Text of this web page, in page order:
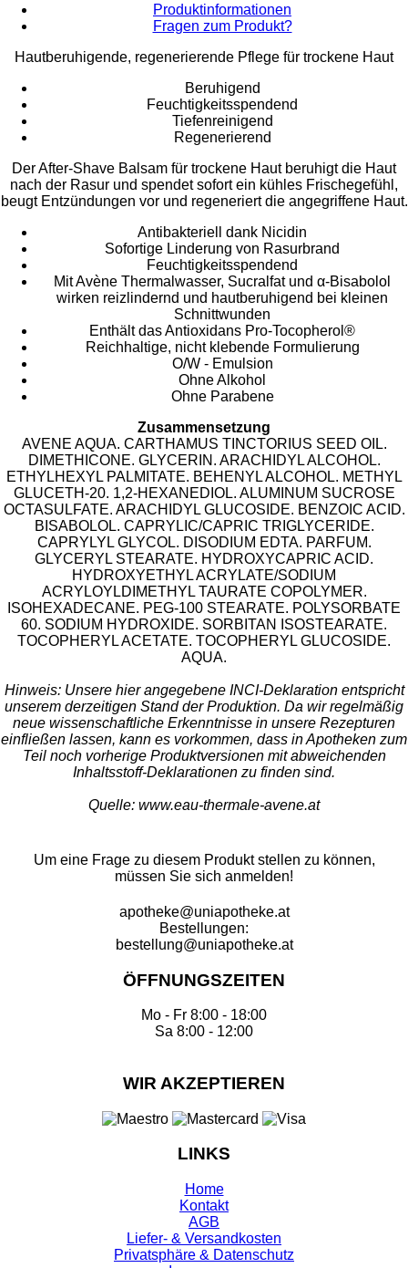
Produktinformationen
Fragen zum Produkt?
Hautberuhigende, regenerierende Pflege für trockene Haut
Beruhigend
Feuchtigkeitsspendend
Tiefenreinigend
Regenerierend
Der After-Shave Balsam für trockene Haut beruhigt die Haut
nach der Rasur und spendet sofort ein kühles Frischegefühl,
beugt Entzündungen vor und regeneriert die angegriffene Haut.
Antibakteriell dank Nicidin
Sofortige Linderung von Rasurbrand
Feuchtigkeitsspendend
Mit Avène Thermalwasser, Sucralfat und α-Bisabolol
wirken reizlindernd und hautberuhigend bei kleinen
Schnittwunden
Enthält das Antioxidans Pro-Tocopherol®
Reichhaltige, nicht klebende Formulierung
O/W - Emulsion
Ohne Alkohol
Ohne Parabene
Zusammensetzung
AVENE AQUA. CARTHAMUS TINCTORIUS SEED OIL.
DIMETHICONE. GLYCERIN. ARACHIDYL ALCOHOL.
ETHYLHEXYL PALMITATE. BEHENYL ALCOHOL. METHYL
GLUCETH-20. 1,2-HEXANEDIOL. ALUMINUM SUCROSE
OCTASULFATE. ARACHIDYL GLUCOSIDE. BENZOIC ACID.
BISABOLOL. CAPRYLIC/CAPRIC TRIGLYCERIDE.
CAPRYLYL GLYCOL. DISODIUM EDTA. PARFUM.
GLYCERYL STEARATE. HYDROXYCAPRIC ACID.
HYDROXYETHYL ACRYLATE/SODIUM
ACRYLOYLDIMETHYL TAURATE COPOLYMER.
ISOHEXADECANE. PEG-100 STEARATE. POLYSORBATE
60. SODIUM HYDROXIDE. SORBITAN ISOSTEARATE.
TOCOPHERYL ACETATE. TOCOPHERYL GLUCOSIDE.
AQUA.
Hinweis: Unsere hier angegebene INCI-Deklaration entspricht
unserem derzeitigen Stand der Produktion. Da wir regelmäßig
neue wissenschaftliche Erkenntnisse in unsere Rezepturen
einfließen lassen, kann es vorkommen, dass in Apotheken zum
Teil noch vorherige Produktversionen mit abweichenden
Inhaltsstoff-Deklarationen zu finden sind.
Quelle: www.eau-thermale-avene.at
Um eine Frage zu diesem Produkt stellen zu können,
müssen Sie sich anmelden!
apotheke@uniapotheke.at
Bestellungen:
bestellung@uniapotheke.at
ÖFFNUNGSZEITEN
Mo - Fr 8:00 - 18:00
Sa 8:00 - 12:00
WIR AKZEPTIEREN
LINKS
Home
Kontakt
AGB
Liefer- & Versandkosten
Privatsphäre & Datenschutz